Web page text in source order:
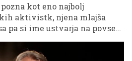
kot eno najbolj
aktivistk, njena mlajša
pa si ime ustvarja na povsem
umetniški izraz.